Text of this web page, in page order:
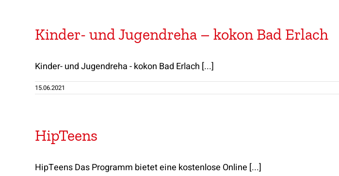
Kinder- und Jugendreha – kokon Bad Erlach
Kinder- und Jugendreha - kokon Bad Erlach [...]
15.06.2021
HipTeens
HipTeens Das Programm bietet eine kostenlose Online [...]